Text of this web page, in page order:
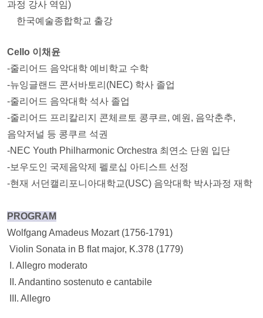
과정 강사 역임)
한국예술종합학교 출강
Cello 이채윤
-줄리어드 음악대학 예비학교 수학
-뉴잉글랜드 콘서바토리(NEC) 학사 졸업
-줄리어드 음악대학 석사 졸업
-줄리어드 프리칼리지 콘체르토 콩쿠르, 예원, 음악춘추,
음악저널 등 콩쿠르 석권
-NEC Youth Philharmonic Orchestra 최연소 단원 입단
-보우도인 국제음악제 펠로십 아티스트 선정
-현재 서던캘리포니아대학교(USC) 음악대학 박사과정 재학
PROGRAM
Wolfgang Amadeus Mozart (1756-1791)
Violin Sonata in B ﬂat major, K.378 (1779)
I. Allegro moderato
II. Andantino sostenuto e cantabile
III. Allegro